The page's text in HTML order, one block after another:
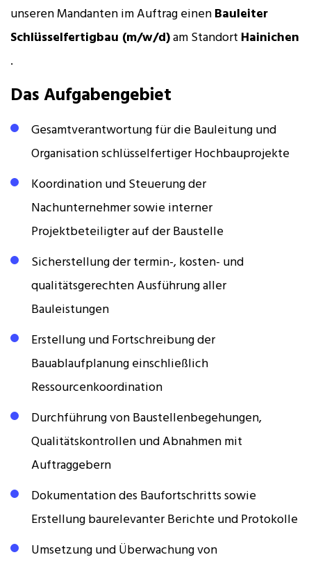
unseren Mandanten im Auftrag einenBauleiter
Schlüsselfertigbau (m/w/d)am Standort Hainichen
.
Das Aufgabengebiet
Gesamtverantwortung für die Bauleitung und
Organisation schlüsselfertiger Hochbauprojekte
Koordination und Steuerung der
Nachunternehmer sowie interner
Projektbeteiligter auf der Baustelle
Sicherstellung der termin-, kosten- und
qualitätsgerechten Ausführung aller
Bauleistungen
Erstellung und Fortschreibung der
Bauablaufplanung einschließlich
Ressourcenkoordination
Durchführung von Baustellenbegehungen,
Qualitätskontrollen und Abnahmen mit
Auftraggebern
Dokumentation des Baufortschritts sowie
Erstellung baurelevanter Berichte und Protokolle
Umsetzung und Überwachung von